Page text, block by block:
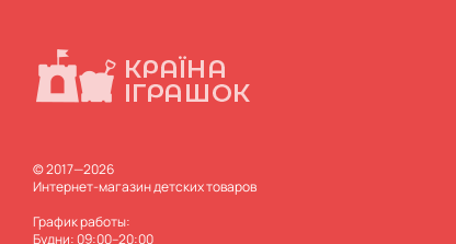
© 2017—2026
Интернет-магазин детских товаров
График работы:
Будни: 09:00–20:00